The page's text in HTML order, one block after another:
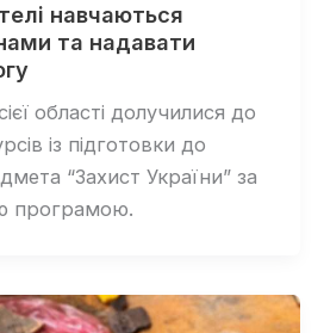
навчаються
та надавати
області долучилися до
із підготовки до
“Захист України” за
програмою.